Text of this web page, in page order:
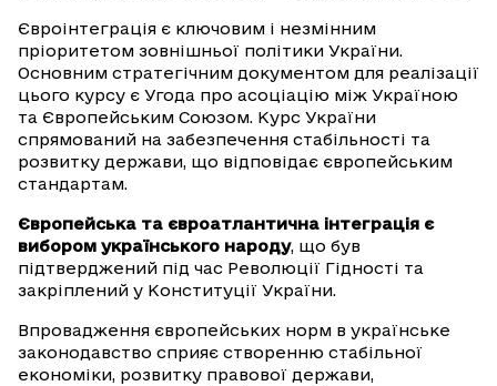
Євроінтеграція є ключовим і незмінним
пріоритетом зовнішньої політики України.
Основним стратегічним документом для реалізації
цього курсу є Угода про асоціацію між Україною
та Європейським Союзом. Курс України
спрямований на забезпечення стабільності та
розвитку держави, що відповідає європейським
стандартам.
Європейська та євроатлантична інтеграція є
вибором українського народу, що був
підтверджений під час Революції Гідності та
закріплений у Конституції України.
Впровадження європейських норм в українське
законодавство сприяє створенню стабільної
економіки, розвитку правової держави,